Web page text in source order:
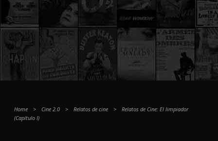
Home > Cine 2.0 > Relatos de cine >
Relatos de Cine: El limpiador
(Capítulo I)